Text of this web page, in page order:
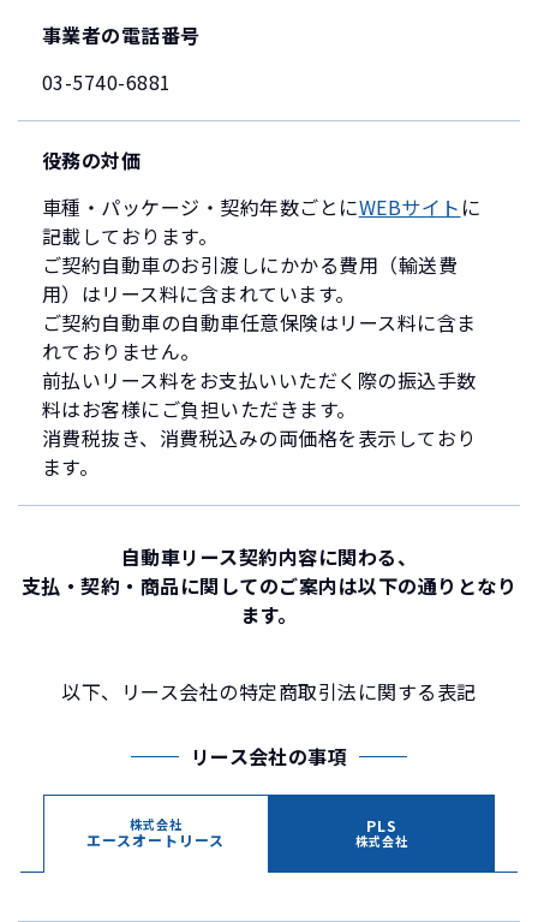
事業者の電話番号
03-5740-6881
役務の対価
車種・パッケージ・契約年数ごとにWEBサイト に
記載しております。
ご契約自動車のお引渡しにかかる費用（輸送費
用）はリース料に含まれています。
ご契約自動車の自動車任意保険はリース料に含ま
れておりません。
前払いリース料をお支払いいただく際の振込手数
料はお客様にご負担いただきます。
消費税抜き、消費税込みの両価格を表示しており
ます。
自動車リース契約内容に関わる、
支払・契約・商品に関してのご案内は以下の通りとなり
ます。
以下、リース会社の特定商取引法に関する表記
リース会社の事項
株式会社
エースオートリース
PLS
株式会社